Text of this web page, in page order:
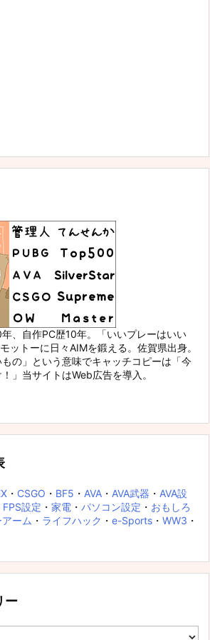
、自作PC歴10年。「いいプレーはいい
ットーに日々AIMを鍛える。佐賀県出身。
もの」という意味でキャッチコピーは「今
」当サイトはWeb広告を導入。
・ CSGO ・ BF5 ・ AVA ・ AVA武器 ・ AVA設
FPS設定 ・ 家電 ・ パソコン設定 ・ おもしろ
ーム ・ ライフハック ・ e-Sports ・ WW3 ・
ー